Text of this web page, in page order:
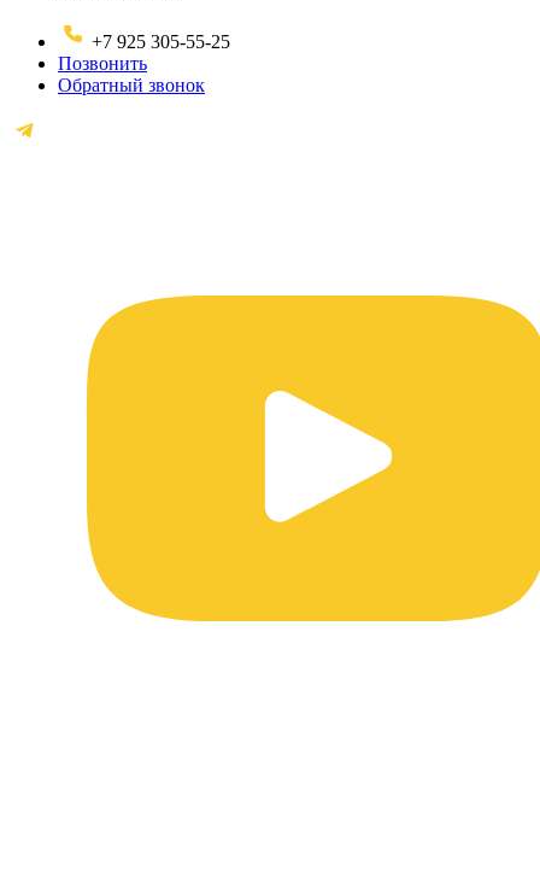
+7 925 305-55-25
Позвонить
Обратный звонок